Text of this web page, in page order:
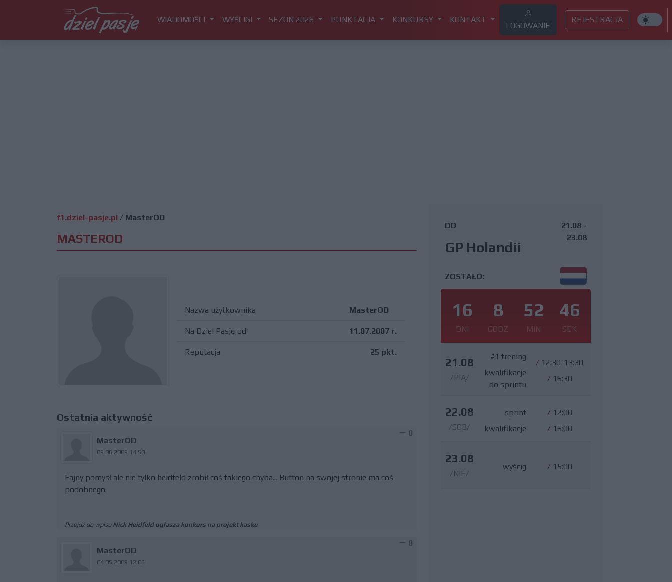
WIADOMOŚCI WYŚCIGI SEZON 2026 PUNKTACJA KONKURSY KONTAKT
LOGOWANIE
REJESTRACJA
f1.dziel-pasje.pl / MasterOD
MASTEROD
Nazwa użytkownika MasterOD
Na Dziel Pasję od 11.07.2007 r.
Reputacja 25 pkt.
Ostatnia aktywność
MasterOD
09.06.2009 14:50
0
Fajny pomysł ale nie tylko heidfeld zrobił coś takiego chyba... Button na swojej stronie ma coś
podobnego.
Przejdź do wpisu Nick Heidfeld ogłasza konkurs na projekt kasku
MasterOD
04.05.2009 12:06
0
DO
GP Holandii
21.08 -
23.08
ZOSTAŁO:
16
DNI
8
GODZ
52
MIN
45
SEK
21.08
/PIĄ/
#1 trening
kwalifikacje
do sprintu
/ 12:30-13:30
/ 16:30
22.08
/SOB/
sprint
kwalifikacje
/ 12:00
/ 16:00
23.08
/NIE/
wyścig / 15:00